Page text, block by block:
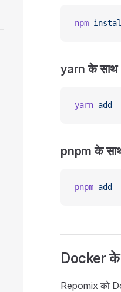
npm
yarn के साथ
yarn add
pnpm के
pnpm add
Docker के
Repomix को